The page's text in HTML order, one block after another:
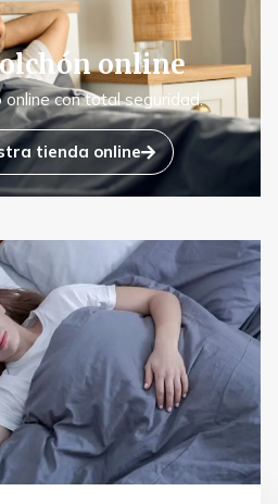
online
online con total seguridad.
tienda online